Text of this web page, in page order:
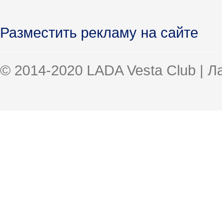
Разместить рекламу на сайте
© 2014-2020 LADA Vesta Club |